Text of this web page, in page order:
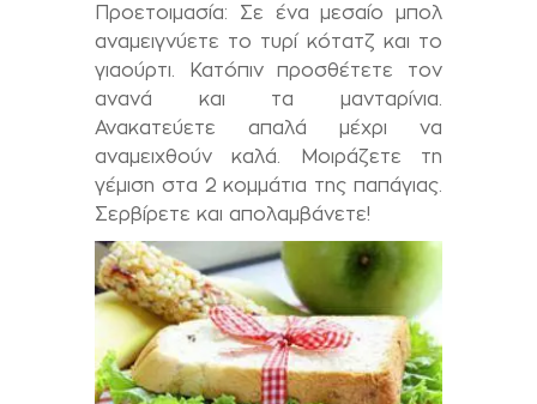
Προετοιμασία: Σε ένα μεσαίο μπολ
αναμειγνύετε το τυρί κότατζ και το
γιαούρτι. Κατόπιν προσθέτετε τον
ανανά και τα μανταρίνια.
Ανακατεύετε απαλά μέχρι να
αναμειχθούν καλά. Μοιράζετε τη
γέμιση στα 2 κομμάτια της παπάγιας.
Σερβίρετε και απολαμβάνετε!